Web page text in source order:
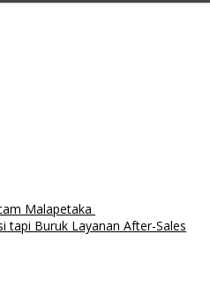
Malapetaka
tapi Buruk Layanan After-Sales